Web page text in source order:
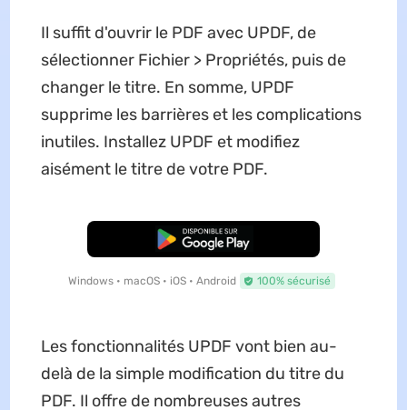
Il suffit d'ouvrir le PDF avec UPDF, de
sélectionner Fichier > Propriétés, puis de
changer le titre. En somme, UPDF
supprime les barrières et les complications
inutiles. Installez UPDF et modifiez
aisément le titre de votre PDF.
TÉLÉCHARGER
Windows • macOS • iOS • Android 100% sécurisé
Les fonctionnalités UPDF vont bien au-
delà de la simple modification du titre du
PDF. Il offre de nombreuses autres